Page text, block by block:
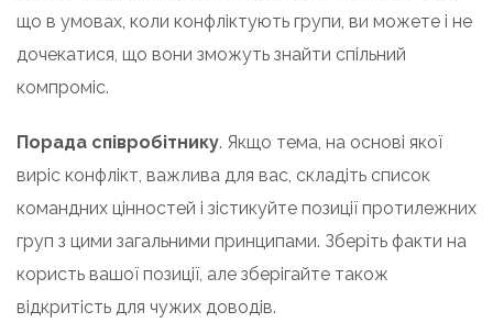
що в умовах, коли конфліктують групи, ви можете і не
дочекатися, що вони зможуть знайти спільний
компроміс.
Порада співробітнику. Якщо тема, на основі якої
виріс конфлікт, важлива для вас, складіть список
командних цінностей і зістикуйте позиції протилежних
груп з цими загальними принципами. Зберіть факти на
користь вашої позиції, але зберігайте також
відкритість для чужих доводів.